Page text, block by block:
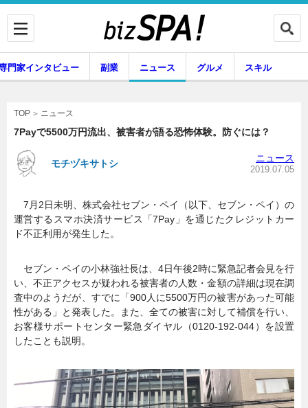
企業インタビュー 専門家インタビュー
副業 ニュース
グルメ スキル
暮らし
連載一覧
門家インタビュー 副業 ニュース グルメ スキル
TOP ニュース
7Payで5500万円流出、被害者が語る恐怖体験。防ぐには？
モチヅキサトシ ニュース
2019.07.05
7月2日未明、株式会社セブン・ペイ（以下、セブン・ペイ）の
運営するスマホ決済サービス「7Pay」を通じたクレジットカー
ド不正利用が発生した。
セブン・ペイの小林強社長は、4日午後2時に緊急記者会見を行
い、不正アクセスが疑われる被害者の人数・金額の詳細は現在調
査中のようだが、すでに「900人に5500万円の被害があった可能
性がある」と発表した。また、全ての被害に対して補償を行い、
お客様サポートセンター緊急ダイヤル（0120‐192‐044）を設置
したことも説明。